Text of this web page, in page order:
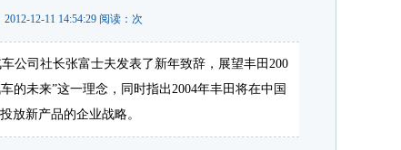
2012-12-11 14:54:29 阅读： 次
司社长张富士夫发表了新年致辞，展望丰田200
的未来”这一理念，同时指出2004年丰田将在中国
放新产品的企业战略。